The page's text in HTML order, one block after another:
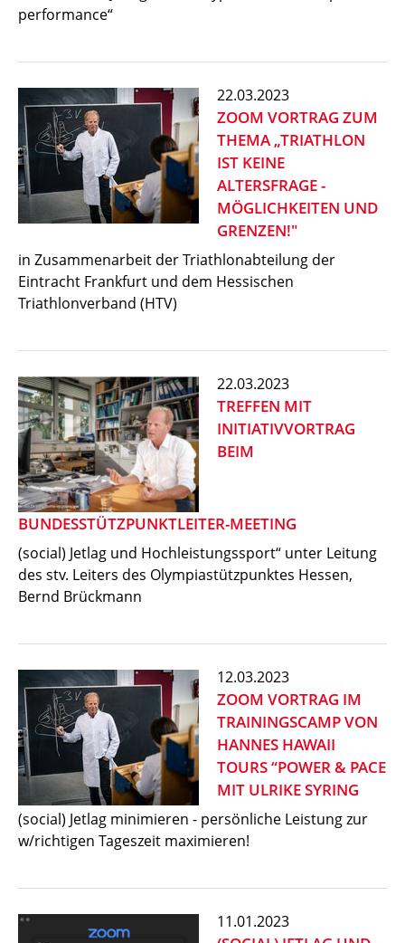
performance“
22.03.2023
ZOOM VORTRAG ZUM
THEMA „TRIATHLON
IST KEINE
ALTERSFRAGE -
MÖGLICHKEITEN UND
GRENZEN!"
in Zusammenarbeit der Triathlonabteilung der
Eintracht Frankfurt und dem Hessischen
Triathlonverband (HTV)
22.03.2023
TREFFEN MIT
INITIATIVVORTRAG
BEIM
BUNDESSTÜTZPUNKTLEITER-MEETING
(social) Jetlag und Hochleistungssport“ unter Leitung
des stv. Leiters des Olympiastützpunktes Hessen,
Bernd Brückmann
12.03.2023
ZOOM VORTRAG IM
TRAININGSCAMP VON
HANNES HAWAII
TOURS “POWER & PACE
MIT ULRIKE SYRING
(social) Jetlag minimieren - persönliche Leistung zur
w/richtigen Tageszeit maximieren!
11.01.2023